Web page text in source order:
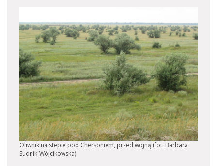
Oliwnik na stepie pod Chersoniem, przed wojną (fot. Barbara
Sudnik-Wójcikowska)